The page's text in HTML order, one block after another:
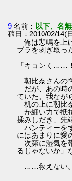
9 名前： 以下、名
稿日：2010/02/14(
俺は悲鳴を上
ブラを剥ぎ取っ
「キョンく……
朝比奈さんの
だが、あの時
ていた。我なが
机の上に朝比
か細い力で抵
揉みしだき、先
パンティーを
にはあまりに愛
次第に湿気を
るじゃないか」
……救えない。